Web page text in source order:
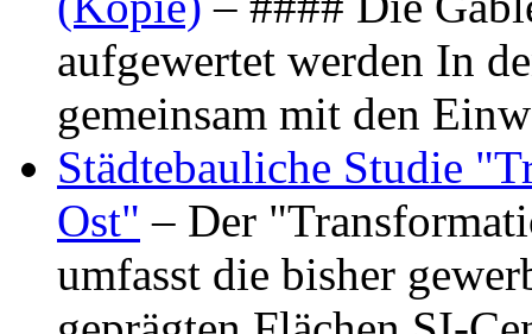
aufgewertet werden In
gemeinsam mit den
Städtebauliche Studie
Ost" – Der
umfasst die bisher